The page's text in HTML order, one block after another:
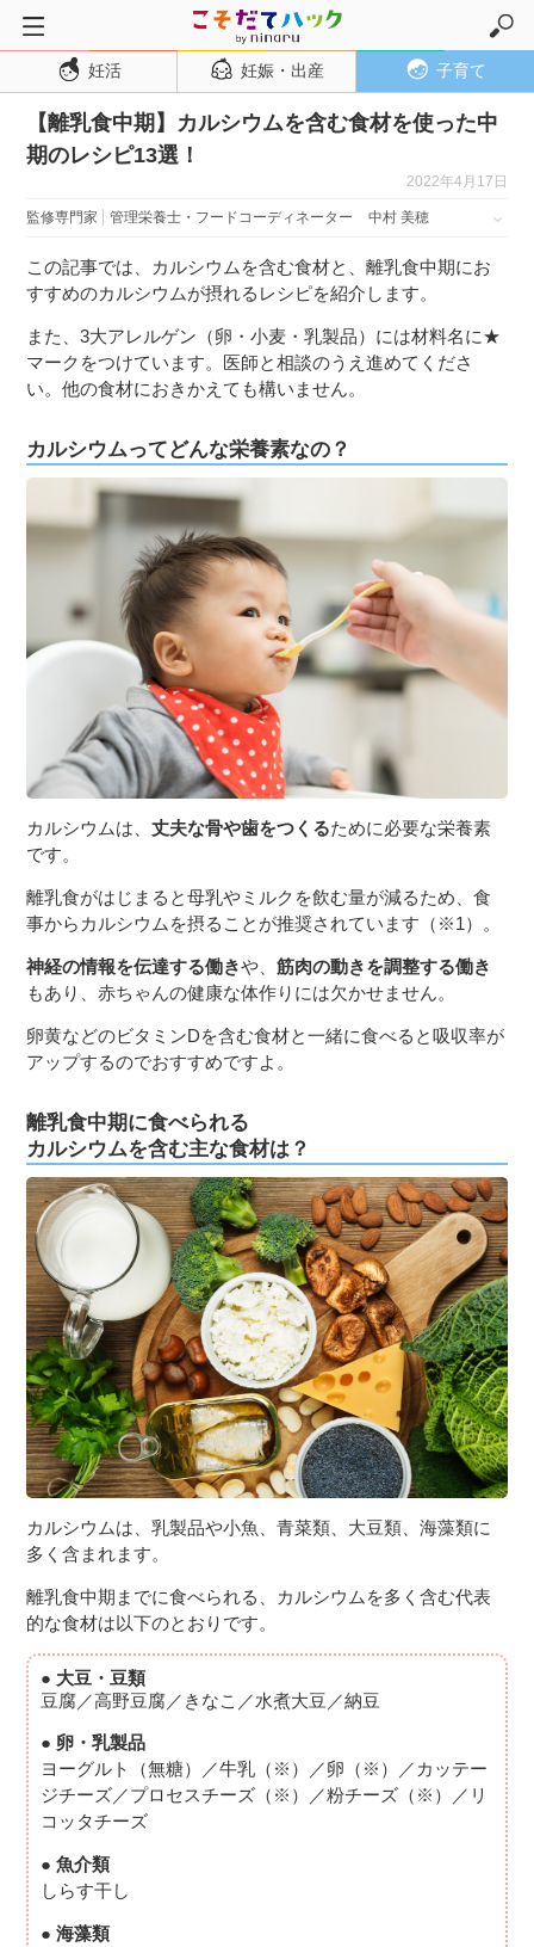
トップページ
妊活
妊娠・出産
妊娠中期
妊娠後期
出産
０歳児
２歳児
７〜１２歳児
妊活 妊娠・出産 子育て
【離乳食中期】カルシウムを含む食材を使った中
期のレシピ13選！
2022年4月17日
監修専門家 管理栄養士・フードコーディネーター 中村 美穂
この記事では、カルシウムを含む食材と、離乳食中期にお
すすめのカルシウムが摂れるレシピを紹介します。
また、3大アレルゲン（卵・小麦・乳製品）には材料名に★
マークをつけています。医師と相談のうえ進めてくださ
い。他の食材におきかえても構いません。
カルシウムってどんな栄養素なの？
カルシウムは、丈夫な骨や歯をつくるために必要な栄養素
です。
離乳食がはじまると母乳やミルクを飲む量が減るため、食
事からカルシウムを摂ることが推奨されています（※1）。
神経の情報を伝達する働きや、筋肉の動きを調整する働き
もあり、赤ちゃんの健康な体作りには欠かせません。
卵黄などのビタミンDを含む食材と一緒に食べると吸収率が
アップするのでおすすめですよ。
離乳食中期に食べられる
カルシウムを含む主な食材は？
カルシウムは、乳製品や小魚、青菜類、大豆類、海藻類に
多く含まれます。
離乳食中期までに食べられる、カルシウムを多く含む代表
的な食材は以下のとおりです。
● 大豆・豆類
豆腐／高野豆腐／きなこ／水煮大豆／納豆
● 卵・乳製品
ヨーグルト（無糖）／牛乳（※）／卵（※）／カッテー
ジチーズ／プロセスチーズ（※）／粉チーズ（※）／リ
コッタチーズ
● 魚介類
しらす干し
● 海藻類